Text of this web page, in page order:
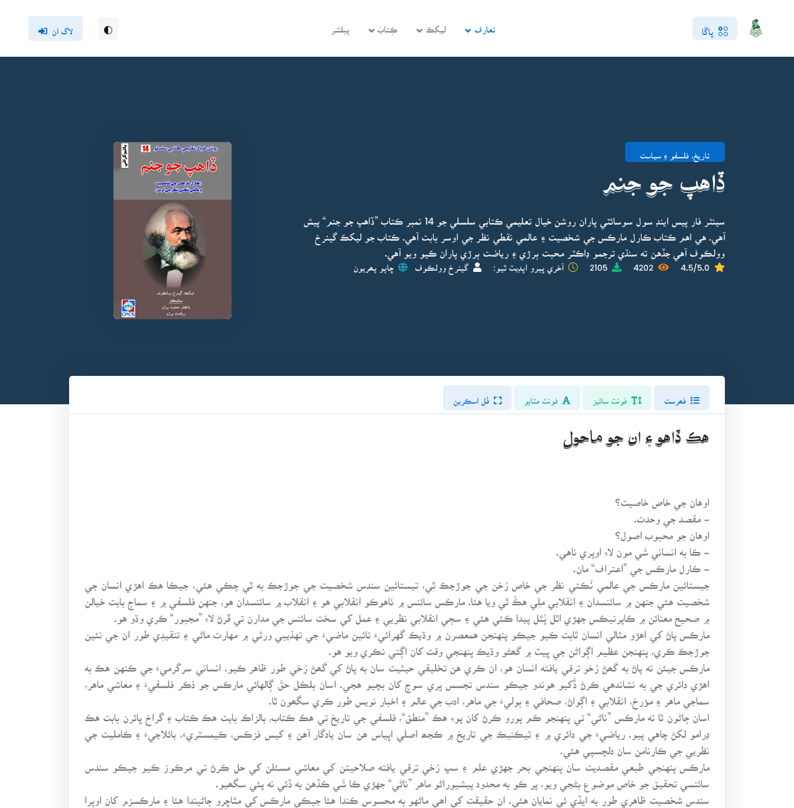
ڀاڱا تعارف ليکڪ ڪِتابَ پبلشر لاگ ان
تاريخ، فلسفو ۽ سياست
ڏاهپ جو جنم
سينٽر فار پيس اينڊ سول سوسائٽي پاران روشن خيال تعليمي ڪتابي سلسلي جو 14 نمبر ڪتاب ”ڏاهپ جو جنم“ پيش
آهي. هي اهم ڪتاب ڪارل مارڪس جي شخصيت ۽ عالمي نقطي نظر جي اوسر بابت آهي. ڪتاب جو ليکڪ گينرخ
وولڪوف آهي جڏهن ته سنڌي ترجمو ڊاڪٽر محبت ٻرڙي ۽ رياضت ٻرڙي پاران ڪيو ويو آهي.
4.5/5.0
4202
2105 آخري ڀيرو اپڊيٽ ٿيو: گينرخ وولڪوف ڇاپو پھريون
فونٽ سائيز فونٽ مٽايو فُل اسڪرين
هڪ ڏاهو ۽ ان جو ماحول
اوهان جي خاص خاصيت؟
- مقصد جي وحدت.
اوهان جو محبوب اصول؟
- ڪا به انساني شَي مون لاءِ اوپري ناهي.
- ڪارل مارڪس جي ”اعتراف“ مان.
جيستائين مارڪس جي عالمي نُڪتي نظر جي خاص رُخن جي جوڙجڪ ٿِي، تيستائين سندس شخصيت جي جوڙجڪ به ٿي چڪي هئي، جيڪا هڪ اهڙي انسان جي
شخصيت هئي جنهن ۾ سائنسدان ۽ انقلابي ملِي هڪُ ٿي ويا هئا. مارڪس سائنس ۾ ٺاهوڪو انقلابي هو ۽ انقلاب ۾ سائنسدان هو، جنهن فلسفي ۾ ۽ سماج بابت خيالن
۾ صحيح معنائن ۾ ڪاپرنيڪس جهڙي اٿل پُٿل پيدا ڪئي هئي ۽ سڄي انقلابي نظريي ۽ عمل کي سخت سائنس جي مدارن تي ڦرڻ لاءِ ”مجبور“ ڪري وڌو هو.
مارڪس پاڻ کي اهڙو مثالي انسان ثابت ڪيو جيڪو پنهنجن همعصرن ۾ وڌيڪ گهرائيءَ تائين ماضيءَ جي تهذيبي ورثي ۾ مهارت ماڻي ۽ تنقيدِي طور ان جي نئين
جوڙجڪ ڪري، پنهنجن عظيم اڳواڻن جي ڀيٽ ۾ گھڻو وڌيڪ پنهنجي وقت کان اڳتي نڪري ويو هو.
مارڪس جيئن ته پاڻ به گھڻ رُخو ترقي يافته انسان هو، ان ڪري هن تخليقي حيثيت سان به پاڻ کي گھڻ رُخي طور ظاهر ڪيو. انساني سرگرميءَ جي ڪنهن هڪ به
اهڙي دائري جي به نشاندهي ڪرڻ ڏُکيو هوندو جيڪو سندس تجسس ڀري سوچ کان بچيو هجي. اسان بلڪل حقُ ڳالهائي مارڪس جو ذڪر فلسفيءَ ۽ معاشي ماهر،
سماجي ماهر ۽ مؤرخ، انقلابي ۽ اڳواڻ، صحافي ۽ ٻوليءَ جي ماهر، ادب جي عالم ۽ اخبار نويس طور ڪري سگھون ٿا.
اسان ڄاڻون ٿا ته مارڪس ”ناڻي“ تي پنهنجو ڪم پورو ڪرڻ کان پوءِ هڪ ”منطق“، فلسفي جي تاريخ تي هڪ ڪتاب، بالزاڪ بابت هڪ ڪتاب ۽ گراخ ڀائرن بابت هڪ
ڊرامو لکڻ چاهي پيو. رياضيءَ جي دائري ۾ ۽ ٽيڪنيڪ جي تاريخ ۾ ڪجھ اصلي اڀياس هن سان يادگار آهن ۽ کيس فزڪس، ڪيمسٽريءَ، بائلاجيءَ ۽ ڪامليت جي
نظريي جي ڪارنامن سان دلچسپي هئي.
مارڪس پنهنجي طبعي مقصديت سان پنهنجي بحر جهڙي علم ۽ سڀ رُخي ترقي يافته صلاحيتن کي معاشي مسئلن کي حل ڪرڻ تي مرڪوز ڪيو جيڪو سندس
سائنسي تحقيق جو خاص موضوع بڻجي ويو، پر ڪو به محدود پيشيوراڻو ماهر ”ناڻي“ جهڙي ڪا شَي ڪڏهن به ڏئي نه پئي سگھيو.
سندس شخصيت ظاهري طور به ايڏي ئي نمايان هئي. ان حقيقت کي اهي ماڻهو به محسوس ڪندا هئا جيڪي مارڪس کي مٿاڇرو ڄاڻيندا هئا ۽ مارڪسزم کان اوپرا